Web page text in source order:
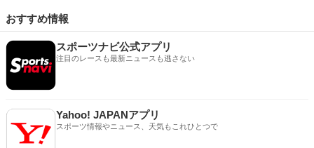
おすすめ情報
スポーツナビ公式アプリ
注目のレースも最新ニュースも逃さない
Yahoo! JAPANアプリ
スポーツ情報やニュース、天気もこれひとつで